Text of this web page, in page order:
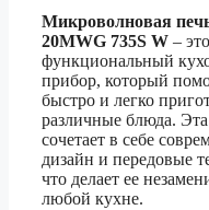
Микроволновая
20MWG 735S W –
функциональный
прибор, который
быстро и легко
различные блюда.
сочетает в себе
дизайн и передовые
что делает ее
любой кухне.